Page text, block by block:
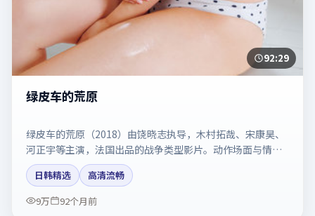
92:29
绿皮车的荒原
绿皮车的荒原（2018）由饶晓志执导，木村拓哉、宋康昊、
河正宇等主演，法国出品的战争类型影片。动作场面与情感
戏比例拿捏得当。剧情简介与主创信息可供检索参考，上映
日期以片方资料为准。
日韩精选
高清流畅
9万
92个月前